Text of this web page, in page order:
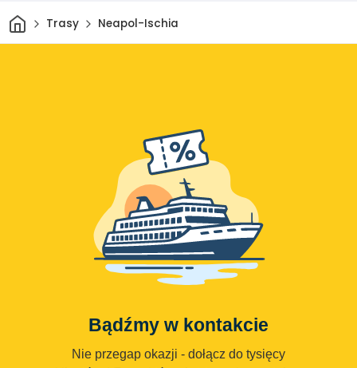
DomTrasy Neapol-Ischia
Bądźmy w kontakcie
Nie przegap okazji - dołącz do tysięcy